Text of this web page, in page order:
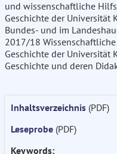
und wissenschaftliche
Geschichte der Universität
Bundes- und im
2017/18
Geschichte der
Geschichte und deren
Inhaltsverzeichnis (PDF)
Leseprobe (PDF)
Keywords: